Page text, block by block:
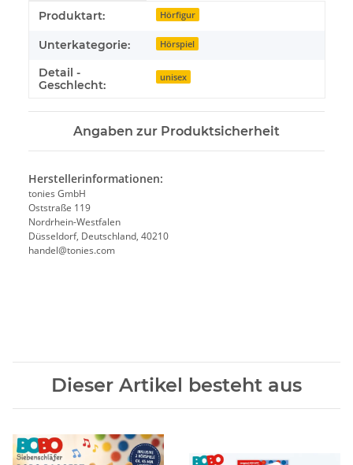
Produkteigenschaft
Wert
Produktart: Hörfigur
Unterkategorie: Hörspiel
Detail -
Geschlecht:
unisex
Angaben zur Produktsicherheit
Herstellerinformationen:
tonies GmbH
Oststraße 119
Nordrhein-Westfalen
Düsseldorf, Deutschland, 40210
handel@tonies.com
Dieser Artikel besteht aus